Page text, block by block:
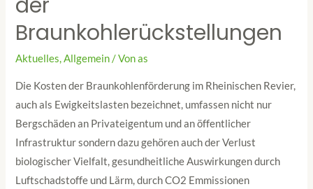
Braunkohlerückstellungen
Aktuelles,Allgemein/ Vonas
Die Kosten der Braunkohlenförderung im Rheinischen Revier,
auch als Ewigkeitslasten bezeichnet, umfassen nicht nur
Bergschäden an Privateigentum und an öffentlicher
Infrastruktur sondern dazu gehören auch der Verlust
biologischer Vielfalt, gesundheitliche Auswirkungen durch
Luftschadstoffe und Lärm, durch CO2 Emmissionen